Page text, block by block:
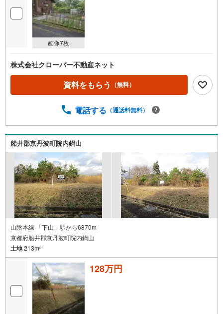
を
ー
ジ
保
る
画像7枚
株式会社クローバー不動産ネット
資料をもらう （無料）
電話する （通話料無料）
船井郡京丹波町院内鍋山
山陰本線 「下山」駅から6870m
京都府船井郡京丹波町院内鍋山
土地213m2
128万円